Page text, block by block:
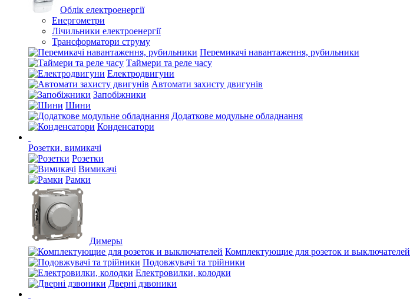
Облік електроенергії
Енергометри
Лічильники електроенергії
Трансформатори струму
Перемикачі навантаження, рубильники
Таймери та реле часу
Електродвигуни
Автомати захисту двигунів
Запобіжники
Шини
Додаткове модульне обладнання
Конденсатори
Розетки, вимикачі
Розетки
Вимикачі
Рамки
Димеры
Комплектующие для розеток и выключателей
Подовжувачі та трійники
Електровилки, колодки
Дверні дзвоники